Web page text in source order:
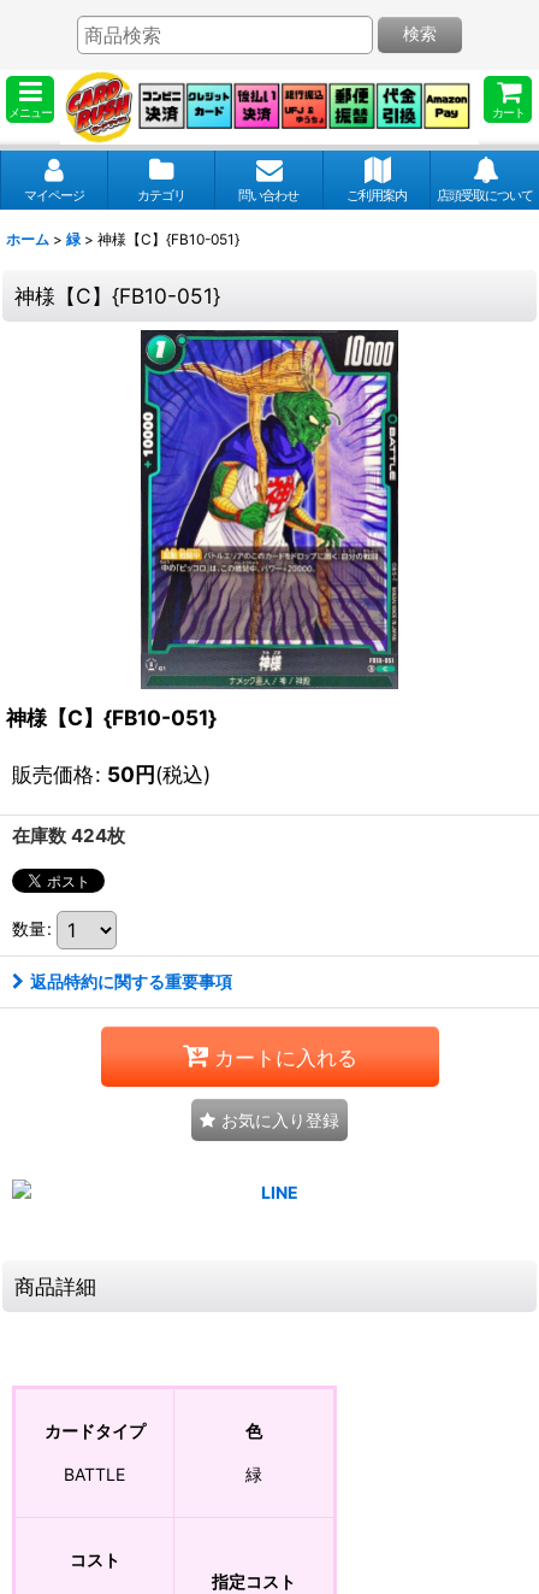
メニュー カート
検索
マイページ カテゴリ 問い合わせ ご利用案内 店頭受取について
ホーム > 緑 > 神様【C】{FB10-051}
神様【C】{FB10-051}
神様【C】{FB10-051}
販売価格: 50円(税込)
在庫数 424枚
数量:
返品特約に関する重要事項
カートに入れる
お気に入り登録
商品詳細
カードタイプ
BATTLE
色
緑
コスト
指定コスト